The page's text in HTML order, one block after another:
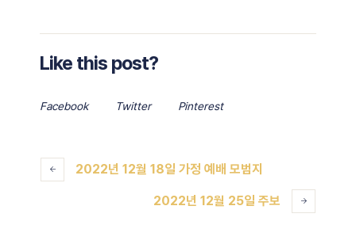
Like this post?
Facebook Twitter Pinterest
2022년 12월 18일 가정 예배 모범지
2022년 12월 25일 주보